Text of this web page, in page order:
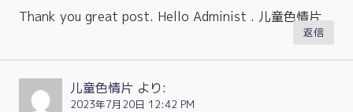
Thank you great post. Hello Administ . 儿童色情片
返信
儿童色情片 より:
2023年7月20日 12:42 PM